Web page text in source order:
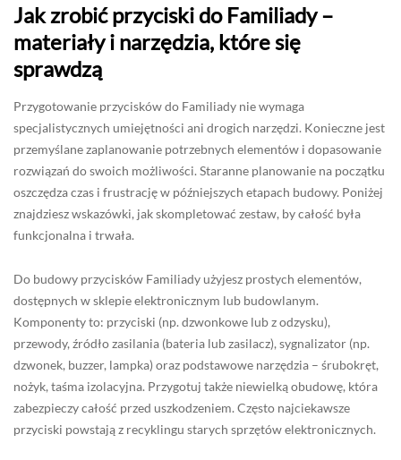
Jak zrobić przyciski do Familiady –
materiały i narzędzia, które się
sprawdzą
Przygotowanie przycisków do Familiady nie wymaga
specjalistycznych umiejętności ani drogich narzędzi. Konieczne jest
przemyślane zaplanowanie potrzebnych elementów i dopasowanie
rozwiązań do swoich możliwości. Staranne planowanie na początku
oszczędza czas i frustrację w późniejszych etapach budowy. Poniżej
znajdziesz wskazówki, jak skompletować zestaw, by całość była
funkcjonalna i trwała.
Do budowy przycisków Familiady użyjesz prostych elementów,
dostępnych w sklepie elektronicznym lub budowlanym.
Komponenty to: przyciski (np. dzwonkowe lub z odzysku),
przewody, źródło zasilania (bateria lub zasilacz), sygnalizator (np.
dzwonek, buzzer, lampka) oraz podstawowe narzędzia – śrubokręt,
nożyk, taśma izolacyjna. Przygotuj także niewielką obudowę, która
zabezpieczy całość przed uszkodzeniem. Często najciekawsze
przyciski powstają z recyklingu starych sprzętów elektronicznych.